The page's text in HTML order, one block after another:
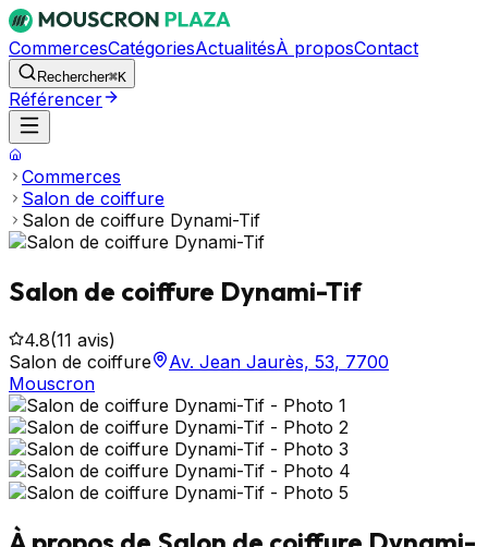
CommercesCatégoriesActualitésÀ proposContact
Rechercher⌘K
Référencer
Commerces
Salon de coiffure
Salon de coiffure Dynami-Tif
Salon de coiffure Dynami-Tif
4.8(11 avis)
Salon de coiffure
Av. Jean Jaurès, 53, 7700
Mouscron